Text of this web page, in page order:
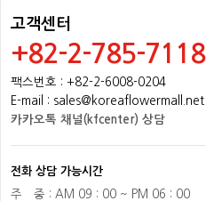
고객센터
+82-2-785-7118
팩스번호 : +82-2-6008-0204
E-mail : sales@koreaflowermall.net
카카오톡 채널(kfcenter) 상담
전화 상담 가능시간
주
중 : AM 09 : 00 ~ PM 06 : 00